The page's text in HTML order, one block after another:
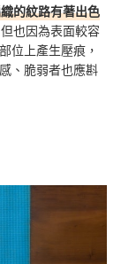
的紋路有著出色
也因為表面較容
位上產生壓痕，
、脆弱者也應斟